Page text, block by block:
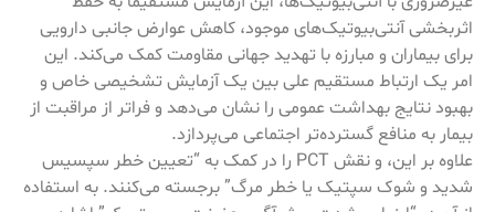
اثربخشی آنتی‌بیوتیک‌های موجود، کاهش عوارض جانبی دارویی
برای بیماران و مبارزه با تهدید جهانی مقاومت کمک می‌کند. این
امر یک ارتباط مستقیم علی بین یک آزمایش تشخیصی خاص و
بهبود نتایج بهداشت عمومی را نشان می‌دهد و فراتر از مراقبت از
بیمار به منافع گسترده‌تر اجتماعی می‌پردازد.
علاوه بر این، و نقش PCT را در کمک به “تعیین خطر سپسیس
شدید و شوک سپتیک یا خطر مرگ” برجسته می‌کنند. به استفاده